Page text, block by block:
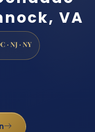
VA
· NJ · NY